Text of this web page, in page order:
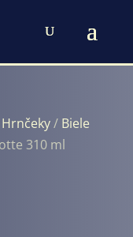
Hrnčeky/ Biele
310 ml